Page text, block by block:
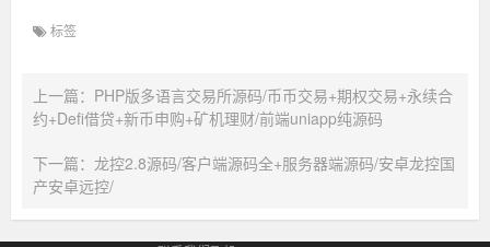
标签
上一篇：PHP版多语言交易所源码/币币交易+期权交易+永续合
约+Defi借贷+新币申购+矿机理财/前端uniapp纯源码
下一篇：龙控2.8源码/客户端源码全+服务器端源码/安卓龙控国
产安卓远控/